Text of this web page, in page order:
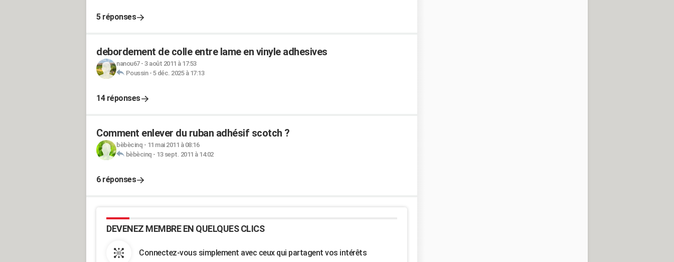
5 réponses
debordement de colle entre lame en vinyle adhesives
nanou67- 3 août 2011 à 17:53
Poussin- 5 déc. 2025 à 17:13
14 réponses
Comment enlever du ruban adhésif scotch ?
bèbècinq - 11 mai 2011 à 08:16
bèbècinq - 13 sept. 2011 à 14:02
6 réponses
DEVENEZ MEMBRE EN QUELQUES CLICS
Connectez-vous simplement avec ceux qui partagent vos intérêts